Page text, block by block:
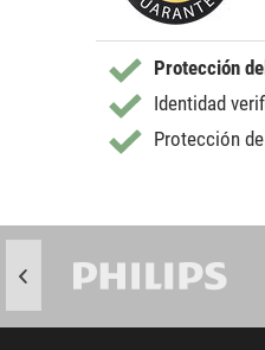
Protección
Identidad
Protección